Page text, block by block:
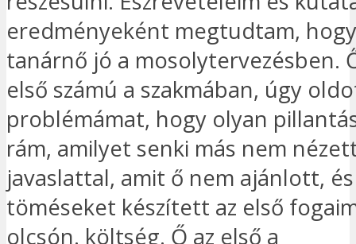
eredményeként megtudtam,
tanárnő jó a mosolytervezésben.
első számú a szakmában, úgy
problémámat, hogy olyan
rám, amilyet senki más nem
javaslattal, amit ő nem ajánlott,
töméseket készített az első
olcsón. költség. Ő az első a